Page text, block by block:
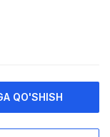
QO'SHISH